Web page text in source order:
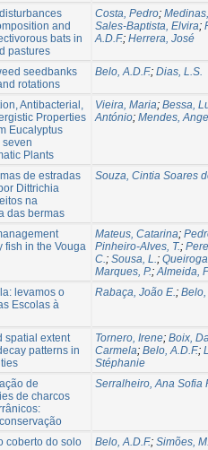
and
bats in
pastures
Costa, Pedro;
Sales-Baptista, Elvira;
A.D.F.; Herrera, José
seedbanks
rotations
Belo, A.D.F.; Dias, L.S.
Antibacterial,
Properties
Eucalyptus
Plants
Vieira, Maria; Bessa,
António; Mendes,
de estradas
Dittrichia
na
das bermas
Souza, Cintia Soares
fish in the Vouga
Mateus, Catarina;
Pinheiro-Alves, T.;
C.; Sousa, L.;
Marques, P.;Almeida,
levamos o
Escolas à
Rabaça, João E.; Belo,
spatial extent
patterns in
Tornero, Irene; Boix,
Carmela; Belo, A.D.F.;
Stéphanie
de
de charcos
Serralheiro, Ana Sofia
coberto do solo
Belo, A.D.F.; Simões,